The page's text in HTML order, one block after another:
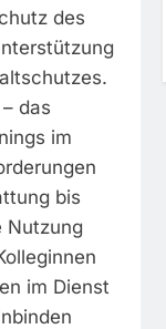
des
das
im
bis
Nutzung
im Dienst